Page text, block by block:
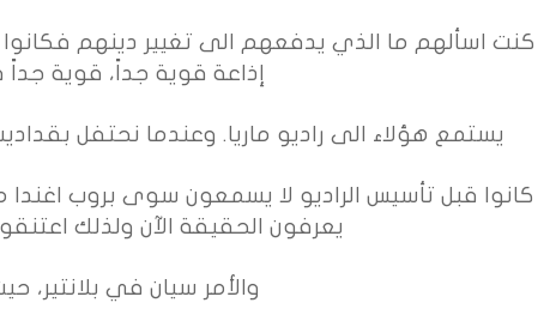
كنت اسألهم ما الذي يدفعهم الى تغيير دينهم فكانوا
إذاعة قوية جداً، قوية جداً
يستمع هؤلاء الى راديو ماريا. وعندما نحتفل
كانوا قبل تأسيس الراديو لا يسمعون سوى بروب اغندا
يعرفون الحقيقة الآن ولذلك
والأمر سيان في بلانتير،